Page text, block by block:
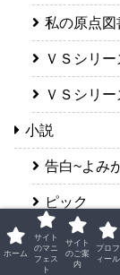
私の原点図
ＶＳシリ
ＶＳシリ
小説
告白~よみ
ピック
ウレラ
ホーム
サイト
のマニ
フェス
ト
サイト
のご案
内
プロフ
ィール